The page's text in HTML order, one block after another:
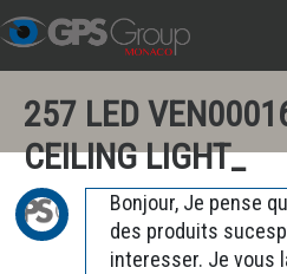
257 LED
CEILING LIGHT_
Bonjour, Je pense
des produits
interesser. Je vous